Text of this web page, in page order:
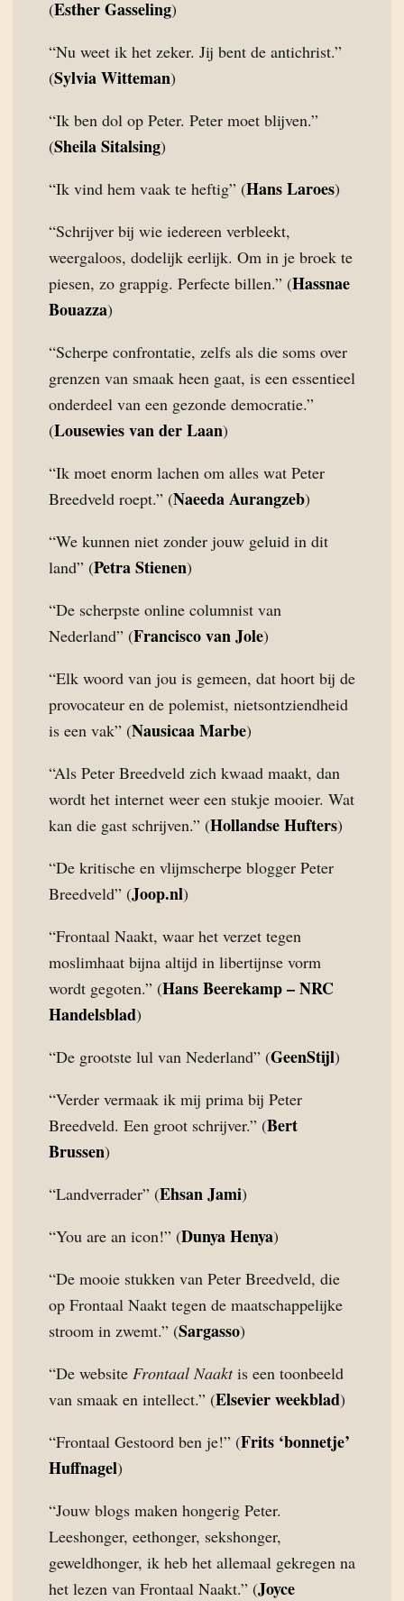
(Esther Gasseling)
“Nu weet ik het zeker. Jij bent de antichrist.”
(Sylvia Witteman)
“Ik ben dol op Peter. Peter moet blijven.”
(Sheila Sitalsing)
“Ik vind hem vaak te heftig” (Hans Laroes)
“Schrijver bij wie iedereen verbleekt,
weergaloos, dodelijk eerlijk. Om in je broek te
piesen, zo grappig. Perfecte billen.” (Hassnae
Bouazza)
“Scherpe confrontatie, zelfs als die soms over
grenzen van smaak heen gaat, is een essentieel
onderdeel van een gezonde democratie.”
(Lousewies van der Laan)
“Ik moet enorm lachen om alles wat Peter
Breedveld roept.” (Naeeda Aurangzeb)
“We kunnen niet zonder jouw geluid in dit
land” (Petra Stienen)
“De scherpste online columnist van
Nederland” (Francisco van Jole)
“Elk woord van jou is gemeen, dat hoort bij de
provocateur en de polemist, nietsontziendheid
is een vak” (Nausicaa Marbe)
“Als Peter Breedveld zich kwaad maakt, dan
wordt het internet weer een stukje mooier. Wat
kan die gast schrijven.” (Hollandse Hufters)
“De kritische en vlijmscherpe blogger Peter
Breedveld” (Joop.nl)
“Frontaal Naakt, waar het verzet tegen
moslimhaat bijna altijd in libertijnse vorm
wordt gegoten.” (Hans Beerekamp – NRC
Handelsblad)
“De grootste lul van Nederland” (GeenStijl)
“Verder vermaak ik mij prima bij Peter
Breedveld. Een groot schrijver.” (Bert
Brussen)
“Landverrader” (Ehsan Jami)
“You are an icon!” (Dunya Henya)
“De mooie stukken van Peter Breedveld, die
op Frontaal Naakt tegen de maatschappelijke
stroom in zwemt.” (Sargasso)
“De website Frontaal Naaktis een toonbeeld
van smaak en intellect.” (Elsevier weekblad)
“Frontaal Gestoord ben je!” (Frits ‘bonnetje’
Huffnagel)
“Jouw blogs maken hongerig Peter.
Leeshonger, eethonger, sekshonger,
geweldhonger, ik heb het allemaal gekregen na
het lezen van Frontaal Naakt.” (Joyce